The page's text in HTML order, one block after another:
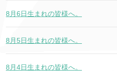
8月6日生まれの皆様へ。
8月5日生まれの皆様へ。
8月4日生まれの皆様へ。